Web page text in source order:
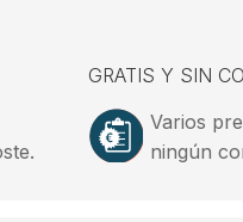
GRATIS Y SIN
Varios
ningún